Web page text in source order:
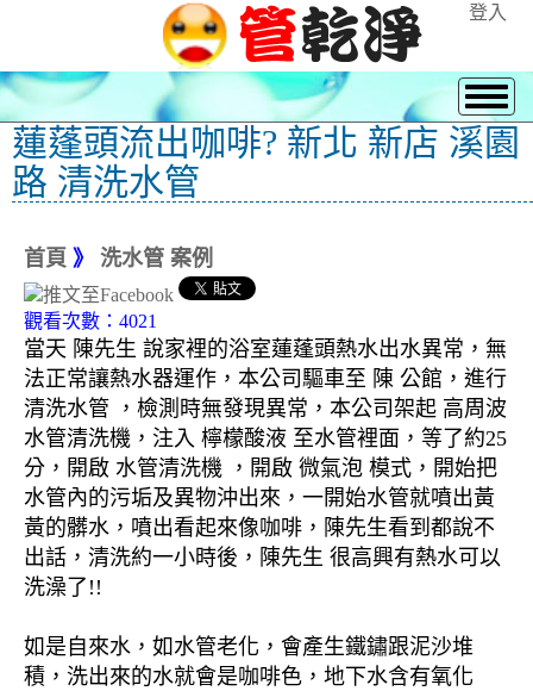
登入
蓮蓬頭流出咖啡? 新北 新店 溪園
路 清洗水管
首頁 》 洗水管 案例
觀看次數：4021
當天 陳先生 說家裡的浴室蓮蓬頭熱水出水異常，無
法正常讓熱水器運作，本公司驅車至 陳 公館，進行
清洗水管 ，檢測時無發現異常，本公司架起 高周波
水管清洗機，注入 檸檬酸液 至水管裡面，等了約25
分，開啟 水管清洗機 ，開啟 微氣泡 模式，開始把
水管內的污垢及異物沖出來，一開始水管就噴出黃
黃的髒水，噴出看起來像咖啡，陳先生看到都說不
出話，清洗約一小時後，陳先生 很高興有熱水可以
洗澡了!!
如是自來水，如水管老化，會產生鐵鏽跟泥沙堆
積，洗出來的水就會是咖啡色，地下水含有氧化